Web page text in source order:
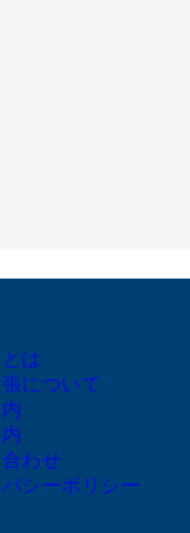
は
について
わせ
シーポリシー